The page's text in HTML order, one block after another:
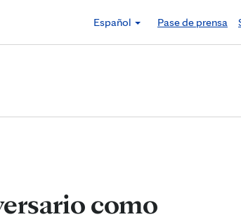
Español
Pase de prensa
como